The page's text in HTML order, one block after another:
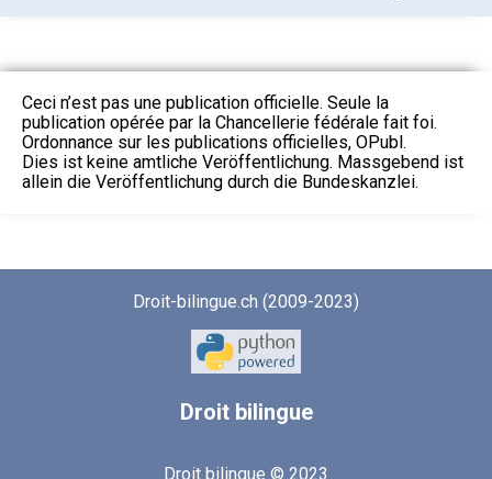
Ceci n’est pas une publication officielle. Seule la
publication opérée par la Chancellerie fédérale fait foi.
Ordonnance sur les publications officielles, OPubl.
Dies ist keine amtliche Veröffentlichung. Massgebend ist
allein die Veröffentlichung durch die Bundeskanzlei.
Droit-bilingue.ch (2009-2023)
Droitbilingue
Droit bilingue © 2023